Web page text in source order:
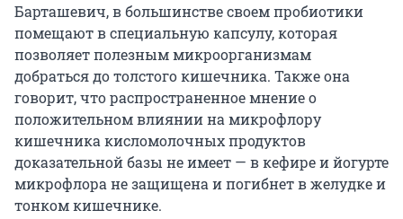
Барташевич, в большинстве своем пробиотики
помещают в специальную капсулу, которая
позволяет полезным микроорганизмам
добраться до толстого кишечника. Также она
говорит, что распространенное мнение о
положительном влиянии на микрофлору
кишечника кисломолочных продуктов
доказательной базы не имеет — в кефире и йогурте
микрофлора не защищена и погибнет в желудке и
тонком кишечнике.